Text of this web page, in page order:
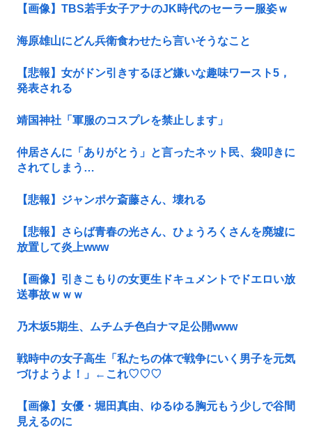
【画像】TBS若手女子アナのJK時代のセーラー服姿ｗ
海原雄山にどん兵衛食わせたら言いそうなこと
【悲報】女がドン引きするほど嫌いな趣味ワースト5，
発表される
靖国神社「軍服のコスプレを禁止します」
仲居さんに「ありがとう」と言ったネット民、袋叩きに
されてしまう…
【悲報】ジャンポケ斎藤さん、壊れる
【悲報】さらば青春の光さん、ひょうろくさんを廃墟に
放置して炎上www
【画像】引きこもりの女更生ドキュメントでドエロい放
送事故ｗｗｗ
乃木坂5期生、ムチムチ色白ナマ足公開www
戦時中の女子高生「私たちの体で戦争にいく男子を元気
づけようよ！」←これ♡♡♡
【画像】女優・堀田真由、ゆるゆる胸元もう少しで谷間
見えるのに